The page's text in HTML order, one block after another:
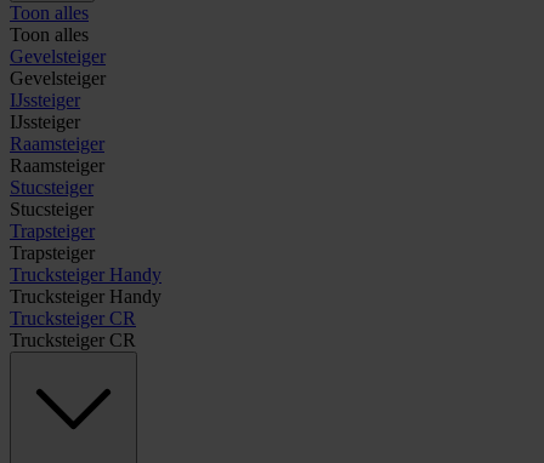
Toon alles
Toon alles
Gevelsteiger
Gevelsteiger
IJssteiger
IJssteiger
Raamsteiger
Raamsteiger
Stucsteiger
Stucsteiger
Trapsteiger
Trapsteiger
Trucksteiger Handy
Trucksteiger Handy
Trucksteiger CR
Trucksteiger CR